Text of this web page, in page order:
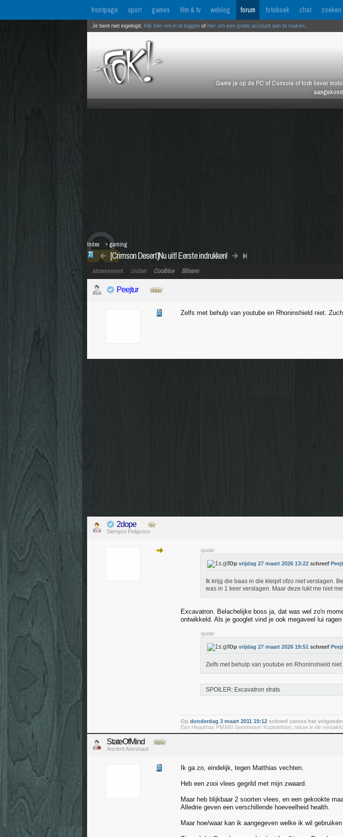
frontpage sport games film & tv weblog forum fotoboek chat zoeken
Game je op de PC of Console of toch liever
Je bent niet ingelogd. Klik hier om in te loggen of hier om een gratis account aan te maken
[Crimson Desert]Nu uit! Eerste indrukken!
Index » gaming
abonnement Unibet Coolblue Bitvavo
Peejtur
Zelfs met behulp van youtube en Rhoninshield niet.
2dope
Siempre Peligroso
quote:
Op vrijdag 27 maart 2026 13:22 schreef
Ik krijg die baas in die kleipit ofzo niet verslagen.
was in 1 keer verslagen. Maar deze lukt me niet
Excavatron. Belachelijke boss ja, dat was wel zo'n
ontwikkeld. Als je googlet vind je ook megaveel lui ragen
quote:
Op vrijdag 27 maart 2026 19:51 schreef
Zelfs met behulp van youtube en Rhoninshield
SPOILER: Excavatron strats
Op donderdag 3 maart 2011 19:12 schreef zeross het volgende:
Een Headmax PMX60 Sennheiser Koptelefoon, nieuw in de
StateOfMind
Ancient Astronaut
Ik ga zo, eindelijk, tegen Matthias vechten.
Heb een zooi vlees gegrild met mijn zwaard.
Maar heb blijkbaar 2 soorten vlees, en een gekookte
Alledrie geven een verschillende hoeveelheid health.
Maar hoe/waar kan ik aangegeven welke ik wil